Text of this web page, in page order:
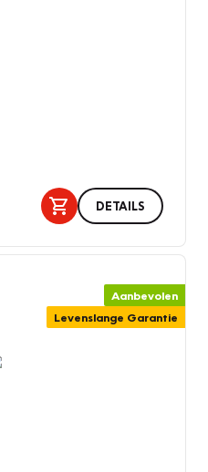
DETAILS
Aanbevolen
Levenslange Garantie